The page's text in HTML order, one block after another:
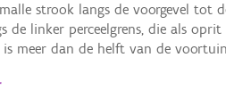
strook langs de voorgevel tot
de linker perceelgrens, die als oprit
is meer dan de helft van de